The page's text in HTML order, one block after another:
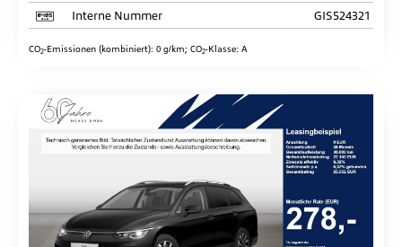
Interne Nummer
GIS524321
CO2-Emissionen (kombiniert): 0 g/km; CO2-Klasse: A